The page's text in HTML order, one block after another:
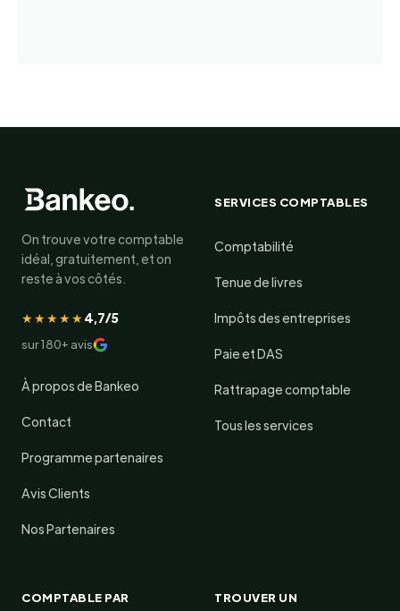
On trouve votre comptable
idéal, gratuitement, et on
reste à vos côtés.
★★★★★4,7/5
sur 180+ avis
À propos de Bankeo
Contact
Programme partenaires
Avis Clients
Nos Partenaires
SERVICES COMPTABLES
Comptabilité
Tenue de livres
Impôts des entreprises
Paie et DAS
Rattrapage comptable
Tous les services
COMPTABLE PAR TROUVER UN